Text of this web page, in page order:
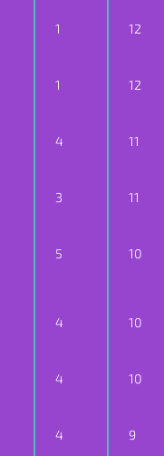
1 12
1 12
4 11
3 11
5 10
4 10
4 10
4 9